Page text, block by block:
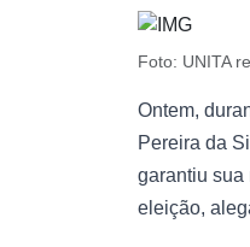
Foto: UNITA
Ontem,
Pereira da
garantiu sua
eleição,